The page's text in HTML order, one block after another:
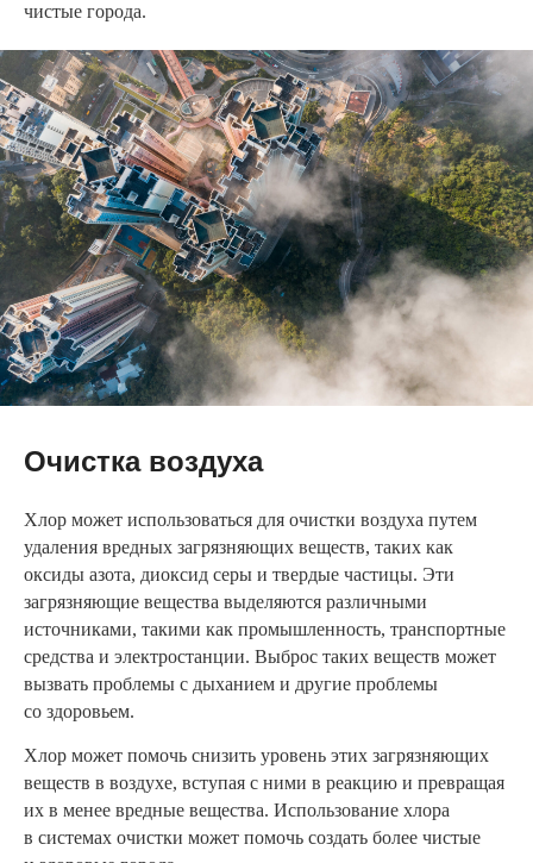
чистые города.
Очистка воздуха
Хлор может использоваться для очистки воздуха путем
удаления вредных загрязняющих веществ, таких как
оксиды азота, диоксид серы и твердые частицы. Эти
загрязняющие вещества выделяются различными
источниками, такими как промышленность, транспортные
средства и электростанции. Выброс таких веществ может
вызвать проблемы с дыханием и другие проблемы
со здоровьем.
Хлор может помочь снизить уровень этих загрязняющих
веществ в воздухе, вступая с ними в реакцию и превращая
их в менее вредные вещества. Использование хлора
в системах очистки может помочь создать более чистые